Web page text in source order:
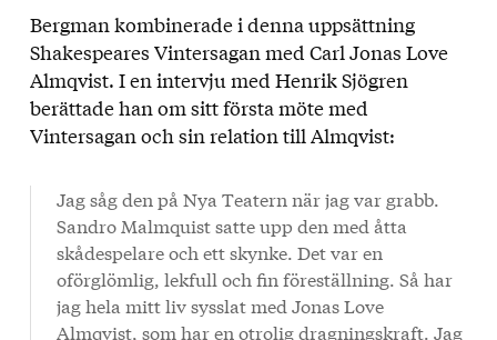
Om
uppsättningen
Bergman kombinerade i denna uppsättning
Shakespeares Vintersagan med Carl Jonas Love
Almqvist. I en intervju med Henrik Sjögren
berättade han om sitt första möte med
Vintersagan och sin relation till Almqvist:
Jag såg den på Nya Teatern när jag var grabb.
Sandro Malmquist satte upp den med åtta
skådespelare och ett skynke. Det var en
oförglömlig, lekfull och fin föreställning. Så har
jag hela mitt liv sysslat med Jonas Love
Almqvist, som har en otrolig dragningskraft. Jag